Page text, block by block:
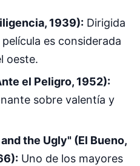
1939): Dirigida
es considerada
oeste.
el Peligro, 1952):
sobre valentía y
the Ugly" (El Bueno,
Uno de los mayores